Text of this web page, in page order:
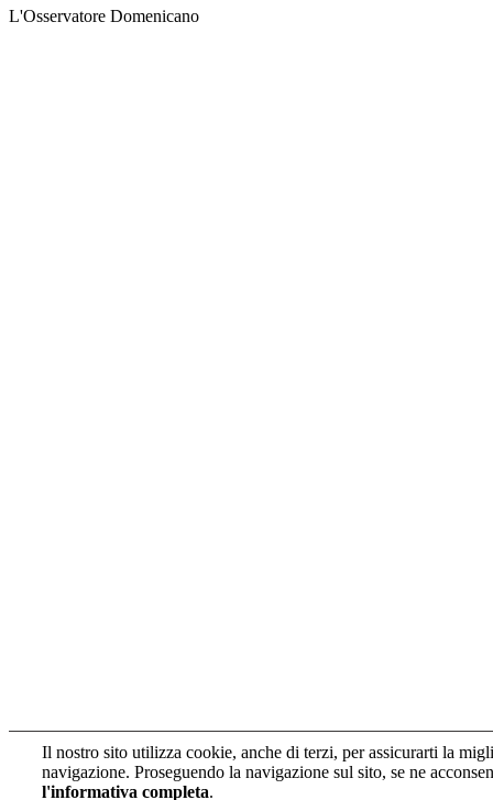
Il nostro sito utilizza cookie, anche di terzi, per assicurarti la
navigazione. Proseguendo la navigazione sul sito, se ne
l'informativa completa.
L'Osservatore Domenicano